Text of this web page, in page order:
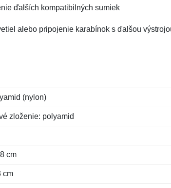
ďalších kompatibilných sumiek
alebo pripojenie karabínok s ďalšou
(nylon)
zloženie: polyamid
cm
cm